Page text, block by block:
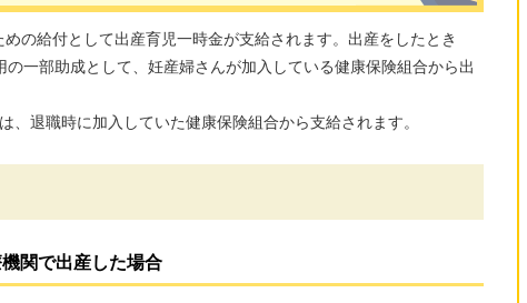
の給付として出産育児一時金が支給されます。出産をしたとき
の一部助成として、妊産婦さんが加入している健康保険組合から出
、退職時に加入していた健康保険組合から支給されます。
関で出産した場合